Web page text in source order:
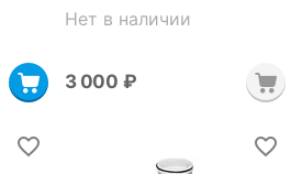
Нет в наличии
3 000 ₽